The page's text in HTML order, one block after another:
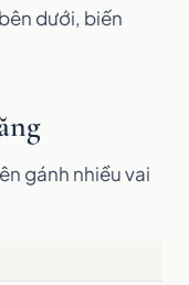
dưới, biến
gánh nhiều vai